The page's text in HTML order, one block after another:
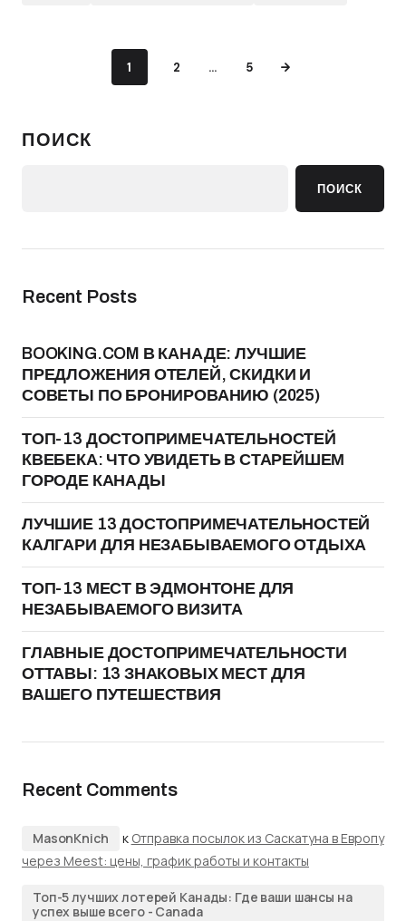
1 2 … 5
ПОИСК
ПОИСК
Recent Posts
BOOKING.COM В КАНАДЕ: ЛУЧШИЕ
ПРЕДЛОЖЕНИЯ ОТЕЛЕЙ, СКИДКИ И
СОВЕТЫ ПО БРОНИРОВАНИЮ (2025)
ТОП-13 ДОСТОПРИМЕЧАТЕЛЬНОСТЕЙ
КВЕБЕКА: ЧТО УВИДЕТЬ В СТАРЕЙШЕМ
ГОРОДЕ КАНАДЫ
ЛУЧШИЕ 13 ДОСТОПРИМЕЧАТЕЛЬНОСТЕЙ
КАЛГАРИ ДЛЯ НЕЗАБЫВАЕМОГО ОТДЫХА
ТОП-13 МЕСТ В ЭДМОНТОНЕ ДЛЯ
НЕЗАБЫВАЕМОГО ВИЗИТА
ГЛАВНЫЕ ДОСТОПРИМЕЧАТЕЛЬНОСТИ
ОТТАВЫ: 13 ЗНАКОВЫХ МЕСТ ДЛЯ
ВАШЕГО ПУТЕШЕСТВИЯ
Recent Comments
MasonKnich к Отправка посылок из Саскатуна в Европу
через Meest: цены, график работы и контакты
Топ-5 лучших лотерей Канады: Где ваши шансы на
успех выше всего - Canada